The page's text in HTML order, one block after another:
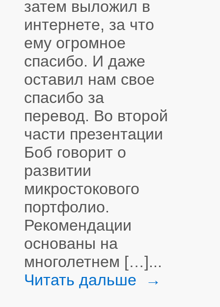
затем выложил в
интернете, за что
ему огромное
спасибо. И даже
оставил нам свое
спасибо за
перевод. Во второй
части презентации
Боб говорит о
развитии
микростокового
портфолио.
Рекомендации
основаны на
многолетнем […]...
Читать дальше →